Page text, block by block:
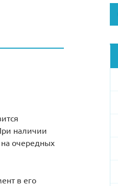
наличии
очередных
в его